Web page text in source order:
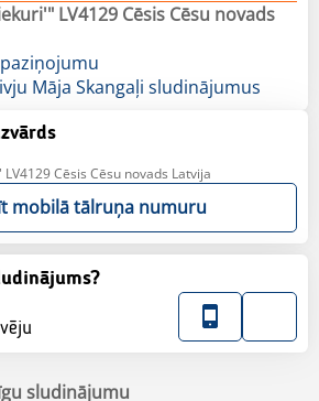
LV4129 Cēsis Cēsu novads
Māja Skangaļi sludinājumus
Cēsis Cēsu novads Latvija
mobilā tālruņa numuru
sludinājumu